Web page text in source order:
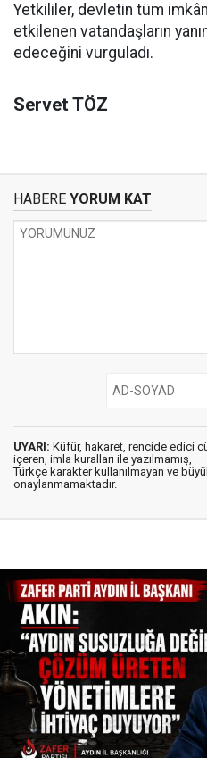
Yetkililer, devletin tüm
etkilenen vatandaşların
edeceğini vurguladı.
Servet TÖZ
HABERE YORUM KAT
UYARI: Küfür, hakaret, rencide edici
içeren, imla kuralları ile yazılmamış,
Türkçe karakter kullanılmayan ve
onaylanmamaktadır.